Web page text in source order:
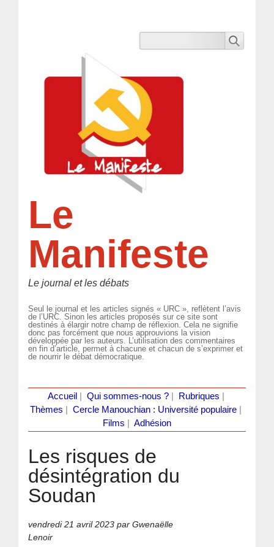
Le
Manifeste
Le journal et les débats
Seul le journal et les articles signés « URC », reflètent l’avis
de l’URC. Sinon les articles proposés sur ce site sont
destinés à élargir notre champ de réflexion. Cela ne signifie
donc pas forcément que nous approuvions la vision
développée par les auteurs. L’utilisation des commentaires
en fin d’article, permet à chacune et chacun de s’exprimer et
de nourrir le débat démocratique.
Accueil Qui sommes-nous ?| Rubriques
Thèmes
Cercle Manouchian : Université populaire
Films
Adhésion
Les risques de
désintégration du
Soudan
vendredi 21 avril 2023 par Gwenaëlle
Lenoir